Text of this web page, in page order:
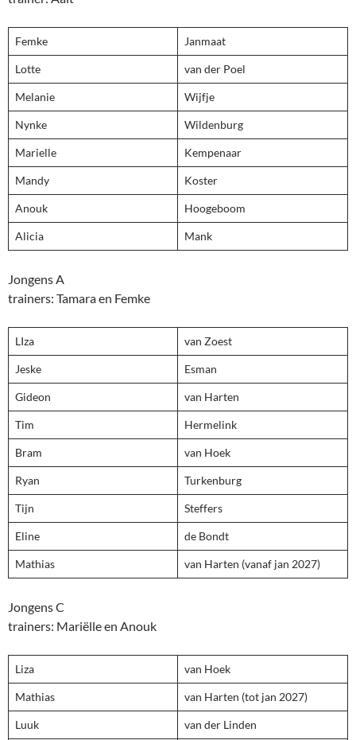
Femke Janmaat
Lotte van der Poel
Melanie Wijfje
Nynke Wildenburg
Marielle Kempenaar
Mandy Koster
Anouk Hoogeboom
Alicia Mank
Jongens A
trainers: Tamara en Femke
LIza van Zoest
Jeske Esman
Gideon van Harten
Tim Hermelink
Bram van Hoek
Ryan Turkenburg
Tijn Steffers
Eline de Bondt
Mathias van Harten (vanaf jan 2027)
Jongens C
trainers: Mariëlle en Anouk
Liza van Hoek
Mathias van Harten (tot jan 2027)
Luuk van der Linden